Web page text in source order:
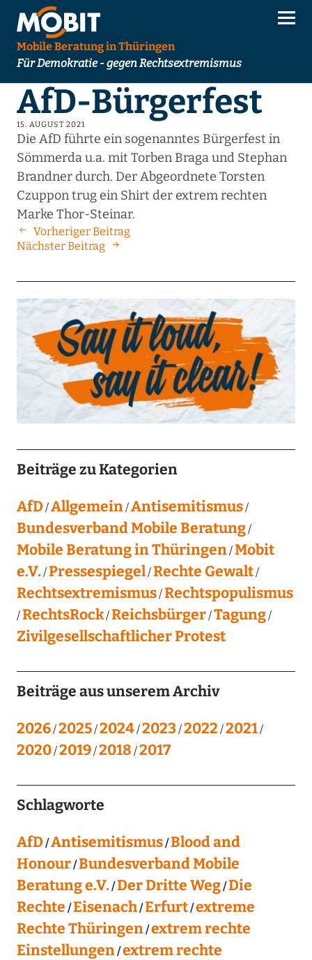
Mobile Beratung in Thüringen
Für Demokratie - gegen Rechtsextremismus
AfD-Bürgerfest
15. AUGUST 2021
Die AfD führte ein sogenanntes Bürgerfest in
Sömmerda u.a. mit Torben Braga und Stephan
Brandner durch. Der Abgeordnete Torsten
Czuppon trug ein Shirt der extrem rechten
Marke Thor-Steinar.
Vorheriger Beitrag
Nächster Beitrag
Beiträge zu Kategorien
AfD Allgemein Antisemitismus
Bundesverband Mobile Beratung
Mobile Beratung in Thüringen Mobit
e.V. Pressespiegel Rechte Gewalt
Rechtsextremismus Rechtspopulismus
RechtsRock Reichsbürger Tagung
Zivilgesellschaftlicher Protest
Beiträge aus unserem Archiv
2026 2025 2024 2023 2022 2021
2020 2019 2018 2017
Schlagworte
AfD Antisemitismus Blood and
Honour Bundesverband Mobile
Beratung e.V. Der Dritte Weg Die
Rechte Eisenach Erfurt extreme
Rechte Thüringen extrem rechte
Einstellungen extrem rechte